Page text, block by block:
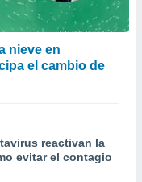
nieve en
el cambio de
reactivan la
evitar el contagio